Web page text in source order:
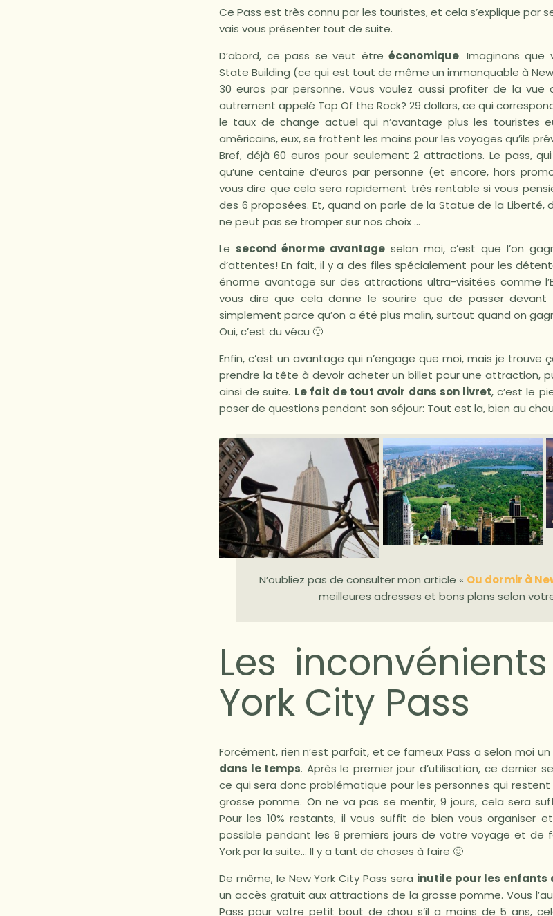
Ce Pass est très connu par les touristes, et cela s’explique par
vais vous présenter tout de suite.
D’abord, ce pass se veut être économique. Imaginons que
State Building (ce qui est tout de même un immanquable à
30 euros par personne. Vous voulez aussi profiter de la vue
autrement appelé Top Of the Rock? 29 dollars, ce qui
le taux de change actuel qui n’avantage plus les touristes
américains, eux, se frottent les mains pour les voyages qu’ils
Bref, déjà 60 euros pour seulement 2 attractions. Le pass,
qu’une centaine d’euros par personne (et encore, hors
vous dire que cela sera rapidement très rentable si vous
des 6 proposées. Et, quand on parle de la Statue de la Liberté,
ne peut pas se tromper sur nos choix …
Le second énorme avantage selon moi, c’est que l’on
d’attentes! En fait, il y a des files spécialement pour les
énorme avantage sur des attractions ultra-visitées comme
vous dire que cela donne le sourire que de passer devant
simplement parce qu’on a été plus malin, surtout quand on
Oui, c’est du vécu 🙂
Enfin, c’est un avantage qui n’engage que moi, mais je trouve
prendre la tête à devoir acheter un billet pour une attraction,
ainsi de suite. Le fait de tout avoir dans son livret, c’est le
poser de questions pendant son séjour: Tout est la, bien au
N’oubliez pas de consulter mon article « Ou dormir à
meilleures adresses et bons plans selon
Les
York City Pass
Forcément, rien n’est parfait, et ce fameux Pass a selon moi
dans le temps. Après le premier jour d’utilisation, ce dernier
ce qui sera donc problématique pour les personnes qui
grosse pomme. On ne va pas se mentir, 9 jours, cela sera
Pour les 10% restants, il vous suffit de bien vous organiser
possible pendant les 9 premiers jours de votre voyage et de
York par la suite… Il y a tant de choses à faire 🙂
De même, le New York City Pass sera inutile pour les enfants
un accès gratuit aux attractions de la grosse pomme. Vous
Pass pour votre petit bout de chou s’il a moins de 5 ans,